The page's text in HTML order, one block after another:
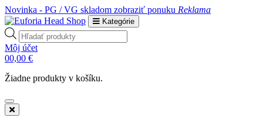
Novinka - PG / VG skladom zobraziť ponuku Reklama
Kategórie
Products
search
Môj účet
00,00 €
Žiadne produkty v košíku.